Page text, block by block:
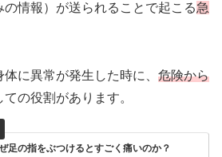
情報）が送られることで起こる急
に異常が発生した時に、 危険から
ての役割があります。
足の指をぶつけるとすごく痛いのか？